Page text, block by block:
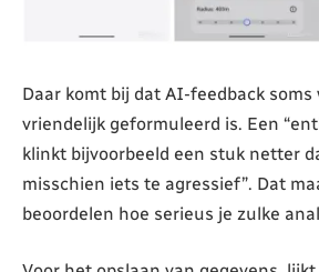
Daar komt bij dat AI-feedback
vriendelijk geformuleerd is. Een
klinkt bijvoorbeeld een stuk netter
misschien iets te agressief”. Dat
beoordelen hoe serieus je zulke